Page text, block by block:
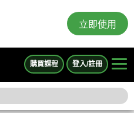
立即使用
購買課程 登入/註冊